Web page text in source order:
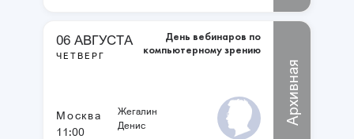
06 АВГУСТА
ЧЕТВЕРГ
День вебинаров по
компьютерному зрению
Москва
11:00
Жегалин
Денис
Архивная